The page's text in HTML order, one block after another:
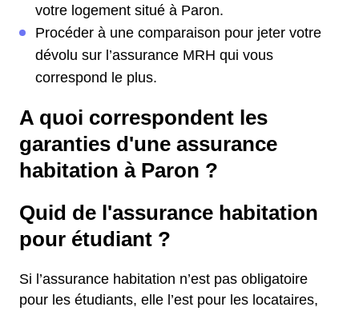
votre logement situé à Paron.
Procéder à une comparaison pour jeter votre
dévolu sur l’assurance MRH qui vous
correspond le plus.
A quoi correspondent les
garanties d'une assurance
habitation à Paron ?
Quid de l'assurance habitation
pour étudiant ?
Si l’assurance habitation n’est pas obligatoire
pour les étudiants, elle l’est pour les locataires,